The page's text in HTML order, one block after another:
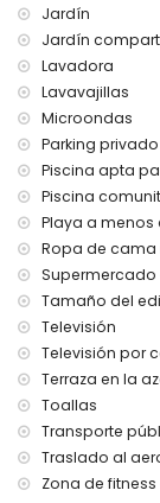
servicio de
calefacción
Instalaciones /
área de
jacuzzi
Instalaciones y
servicio de
calefacción
cama/cuna
Entretenimiento
en Orihuela
bar (dentro
paseo
parque
Deportes
tenis y
Jardín
Jardín
Lavadora
Lavavajillas
Microondas
Parking privado
Piscina apta
Piscina
Playa a menos
Ropa de cama
Supermercado
Tamaño del
Televisión
Televisión por
Terraza en la
Toallas
Transporte
Traslado al
Zona de